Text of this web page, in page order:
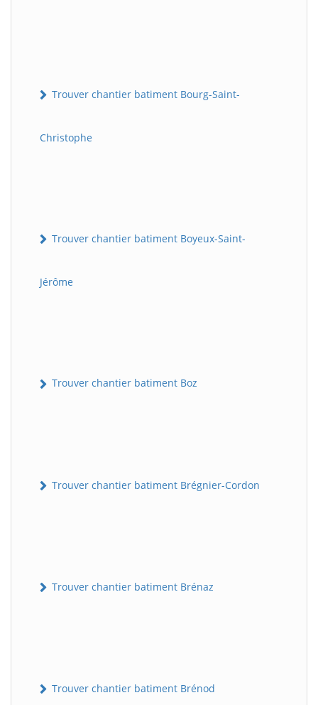
Trouver chantier batiment Bourg-Saint-
Christophe
Trouver chantier batiment Boyeux-Saint-
Jérôme
Trouver chantier batiment Boz
Trouver chantier batiment Brégnier-Cordon
Trouver chantier batiment Brénaz
Trouver chantier batiment Brénod